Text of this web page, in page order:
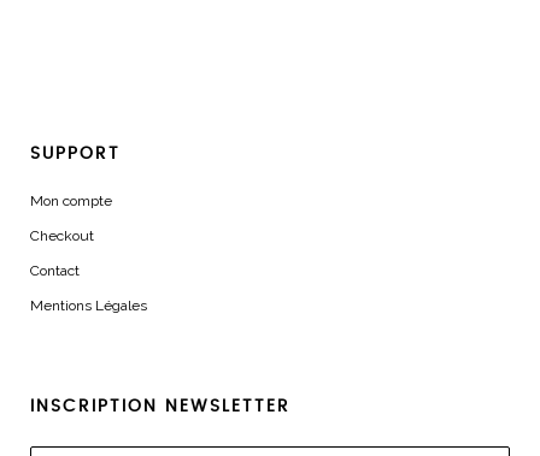
SUPPORT
Mon compte
Checkout
Contact
Mentions Légales
INSCRIPTION NEWSLETTER